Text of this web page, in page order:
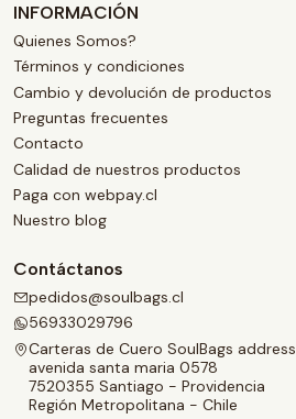
INFORMACIÓN
Quienes Somos?
Términos y condiciones
Cambio y devolución de productos
Preguntas frecuentes
Contacto
Calidad de nuestros productos
Paga con webpay.cl
Nuestro blog
Contáctanos
pedidos@soulbags.cl
56933029796
Carteras de Cuero SoulBags address
avenida santa maria 0578
7520355 Santiago - Providencia
Región Metropolitana - Chile